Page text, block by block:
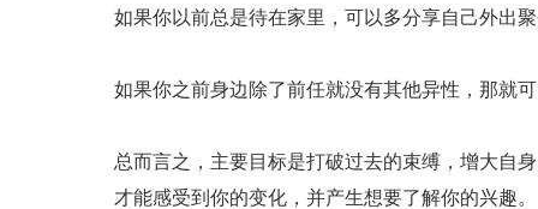
如果你以前总是待在家里，可以多分享自己外出
如果你之前身边除了前任就没有其他异性，那就
总而言之，主要目标是打破过去的束缚，增大自
才能感受到你的变化，并产生想要了解你的兴趣。